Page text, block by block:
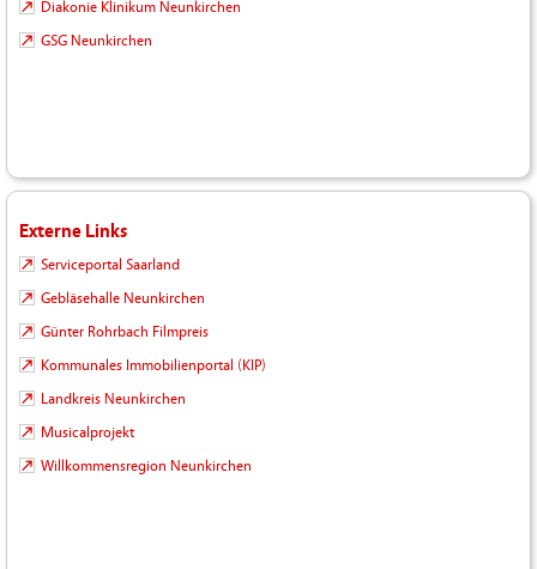
Diakonie Klinikum Neunkirchen
GSG Neunkirchen
Externe Links
Serviceportal Saarland
Gebläsehalle Neunkirchen
Günter Rohrbach Filmpreis
Kommunales Immobilienportal (KIP)
Landkreis Neunkirchen
Musicalprojekt
Willkommensregion Neunkirchen